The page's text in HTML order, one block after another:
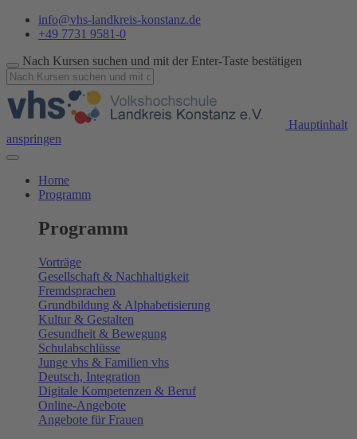
info@vhs-landkreis-konstanz.de
+49 7731 9581-0
Nach Kursen suchen und mit der Enter-Taste bestätigen
Hauptinhalt
anspringen
Home
Programm
Programm
Vorträge
Gesellschaft & Nachhaltigkeit
Fremdsprachen
Grundbildung & Alphabetisierung
Kultur & Gestalten
Gesundheit & Bewegung
Schulabschlüsse
Junge vhs & Familien vhs
Deutsch, Integration
Digitale Kompetenzen & Beruf
Online-Angebote
Angebote für Frauen